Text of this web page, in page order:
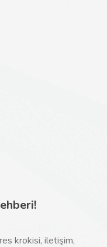
krokisi, iletişim,